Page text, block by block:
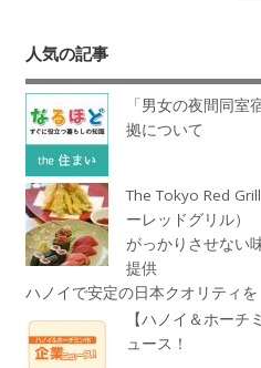
人気の記事
「男女の夜間同室
拠について
The Tokyo Red
ーレッドグリル）
がっかりさせない
提供
ハノイで安定の日本クオリティを
【ハノイ＆ホーチ
ュース！